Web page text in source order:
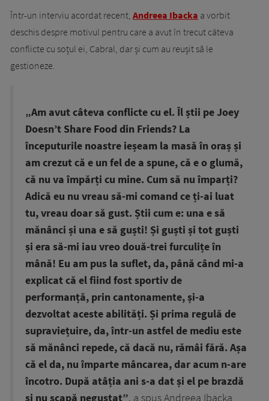
Într-un interviu acordat recent, Andreea Ibacka a vorbit
deschis despre motivul pentru care a avut în trecut câteva
conflicte cu soțul ei, Cabral, dar și cum au reușit să le
gestioneze.
„Am avut câteva conflicte cu el. Îl știi pe Joey
Doesn’t Share Food din Friends? La
începuturile noastre ieșeam la masă în oraș și
am crezut că e un fel de a spune, că e o glumă,
că nu va împărți cu mine. Cum să nu împarți?
Adică eu nu vreau să-mi comand ce ți-ai luat
tu, vreau doar să gust. Știi cum e: una e să
mănânci și una e să guști! Și guști și tot guști
și era să-mi iau vreo două-trei furculițe în
mână! Eu am pus la suflet, da, până când mi-a
explicat că el fiind fost sportiv de
performanță, prin cantonamente, și-a
dezvoltat aceste abilități. Și prima regulă de
supraviețuire, da, într-un astfel de mediu este
să mănânci repede, că dacă nu, rămâi fără. Așa
că el da, nu împarte mâncarea, dar acum n-are
încotro. După atâția ani s-a dat și el pe brazdă
și nu scapă negustat”, a spus Andreea Ibacka